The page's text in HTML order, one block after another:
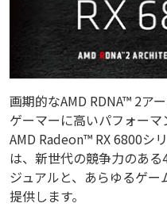
画期的なAMD RDNA™ 2ア
ゲーマーに高いパフォー
AMD Radeon™ RX 6800シ
は、新世代の競争力のあ
ジュアルと、あらゆるゲ
提供します。